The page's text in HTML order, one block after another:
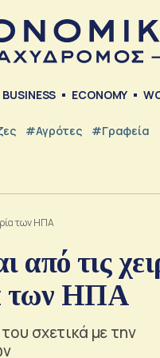
BUSINESS ECONOMY
#Αγρότες #Γραφεία
των ΗΠΑ
από τις
των ΗΠΑ
σχετικά με την